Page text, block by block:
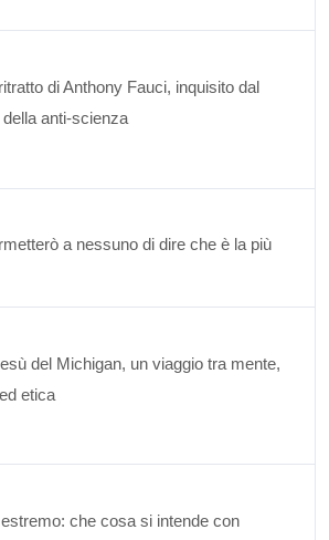
di Anthony Fauci, inquisito dal
della anti-scienza
a nessuno di dire che è la più
del Michigan, un viaggio tra mente,
etica
che cosa si intende con